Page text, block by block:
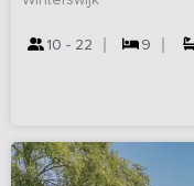
10 - 22 9